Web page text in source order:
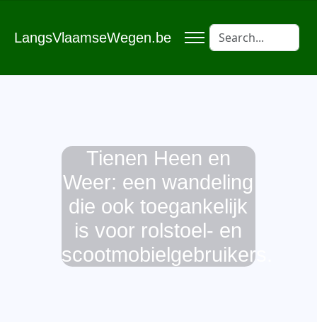
LangsVlaamseWegen.be
Tienen Heen en
Weer: een wandeling
die ook toegankelijk
is voor rolstoel- en
scootmobielgebruikers.